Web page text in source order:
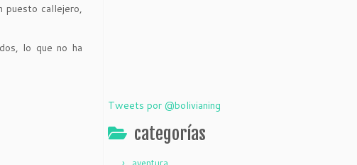
puesto callejero,
lo que no ha
Tweets por @bolivianing
categorías